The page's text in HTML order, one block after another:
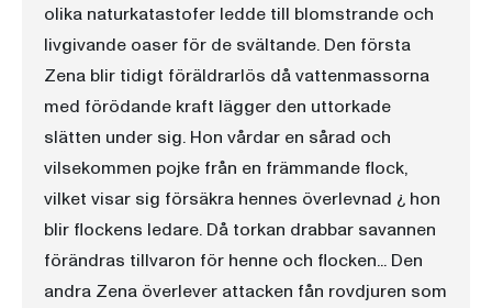
olika naturkatastofer ledde till blomstrande och
livgivande oaser för de svältande. Den första
Zena blir tidigt föräldrarlös då vattenmassorna
med förödande kraft lägger den uttorkade
slätten under sig. Hon vårdar en sårad och
vilsekommen pojke från en främmande flock,
vilket visar sig försäkra hennes överlevnad ¿ hon
blir flockens ledare. Då torkan drabbar savannen
förändras tillvaron för henne och flocken... Den
andra Zena överlever attacken fån rovdjuren som